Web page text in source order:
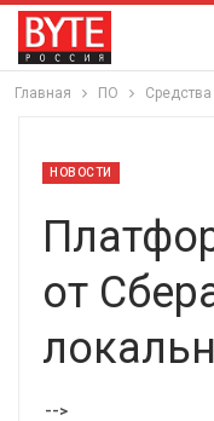
Главная ПО
НОВОСТИ
от
-->